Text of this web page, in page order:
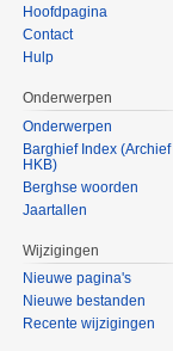
Hoofdpagina
Contact
Hulp
Onderwerpen
Onderwerpen
Barghief Index (Archief
HKB)
Berghse woorden
Jaartallen
Wijzigingen
Nieuwe pagina's
Nieuwe bestanden
Recente wijzigingen